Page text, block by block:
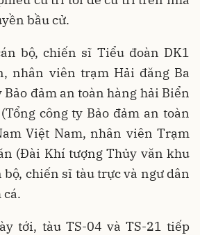
bầu cử.
bộ, chiến sĩ Tiểu đoàn DK1
nhân viên trạm Hải đăng Ba
Bảo đảm an toàn hàng hải Biển
công ty Bảo đảm an toàn
Việt Nam, nhân viên Trạm
(Đài Khí tượng Thủy văn khu
bộ, chiến sĩ tàu trực và ngư dân
tới, tàu TS-04 và TS-21 tiếp